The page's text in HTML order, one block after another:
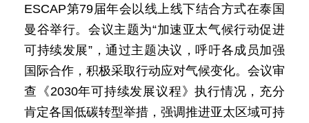
ESCAP第79届年会以线上线下结合方式在泰国
曼谷举行。会议主题为“加速亚太气候行动促进
可持续发展”，通过主题决议，呼吁各成员加强
国际合作，积极采取行动应对气候变化。会议审
查《2030年可持续发展议程》执行情况，充分
肯定各国低碳转型举措，强调推进亚太区域可持